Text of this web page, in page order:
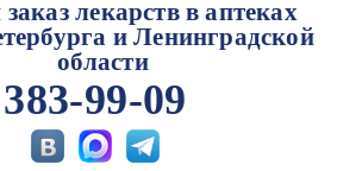
лекарств в аптеках
и Ленинградской
области
383-99-09